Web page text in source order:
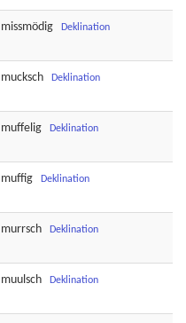
missmödig Deklination
mucksch Deklination
muffelig Deklination
muffig Deklination
murrsch Deklination
muulsch Deklination